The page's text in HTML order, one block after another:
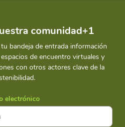
comunidad+1
bandeja de entrada información
de encuentro virtuales y
con otros actores clave de la
electrónico